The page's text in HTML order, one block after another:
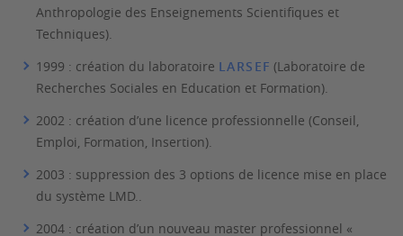
Anthropologie des Enseignements Scientifiques et
Techniques).
1999 : création du laboratoire LARSEF (Laboratoire de
Recherches Sociales en Education et Formation).
2002 : création d’une licence professionnelle (Conseil,
Emploi, Formation, Insertion).
2003 : suppression des 3 options de licence mise en place
du système LMD..
2004 : création d’un nouveau master professionnel «